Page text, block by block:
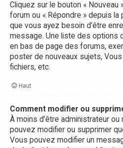
Cliquez sur le bouton « Nouveau
forum ou « Répondre » depuis la
que vous ayez besoin d’être
message. Une liste des options
en bas de page des forums,
poster de nouveaux sujets, Vous
fichiers, etc.
Haut
Comment modifier ou
À moins d’être administrateur ou
pouvez modifier ou supprimer
Vous pouvez modifier un